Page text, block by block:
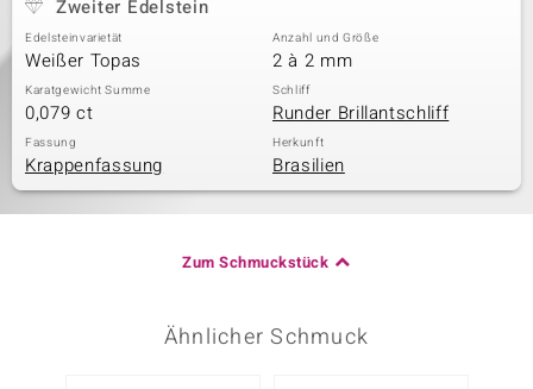
Zweiter Edelstein
Edelsteinvarietät
Weißer Topas
Anzahl und Größe
2 à 2 mm
Karatgewicht Summe
0,079 ct
Schliff
Runder Brillantschliff
Fassung
Krappenfassung
Herkunft
Brasilien
Zum Schmuckstück
Ähnlicher Schmuck